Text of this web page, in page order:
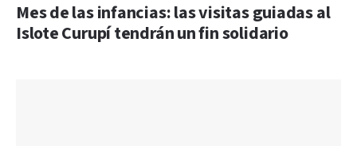
Mes de las infancias: las visitas guiadas al
Islote Curupí tendrán un fin solidario